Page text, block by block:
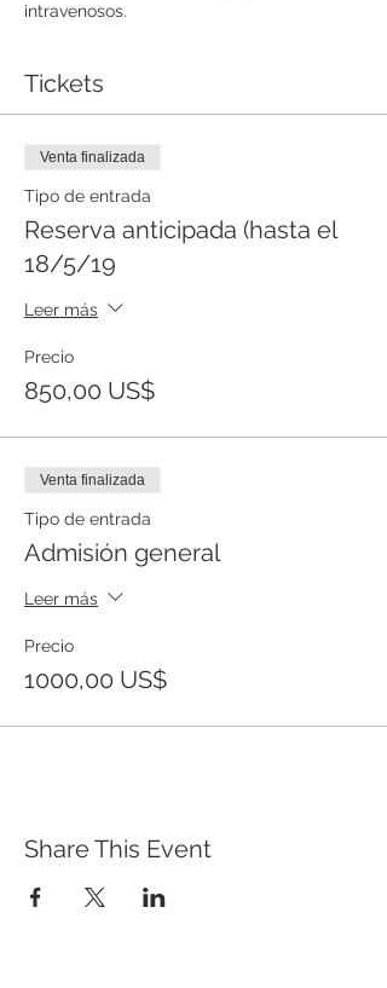
intravenosos.
Tickets
Venta finalizada
Tipo de entrada
Reserva anticipada (hasta el
18/5/19
Leer más
Precio
850,00 US$
Venta finalizada
Tipo de entrada
Admisión general
Leer más
Precio
1000,00 US$
Share This Event